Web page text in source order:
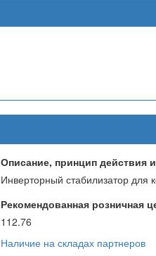
Описание, принцип действия
Инверторный стабилизатор для
Рекомендованная розничная
112.76
Наличие на складах партнеров